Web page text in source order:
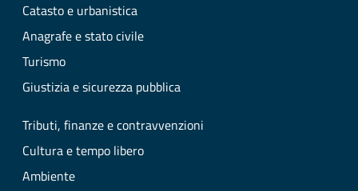
Catasto e urbanistica
Anagrafe e stato civile
Turismo
Giustizia e sicurezza pubblica
Tributi, finanze e contravvenzioni
Cultura e tempo libero
Ambiente